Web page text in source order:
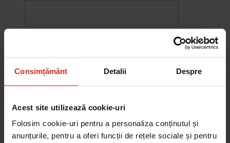
Consimțământ Detalii Despre
Acest site utilizează cookie-uri
Folosim cookie-uri pentru a personaliza conținutul și
anunțurile, pentru a oferi funcții de rețele sociale și pentru